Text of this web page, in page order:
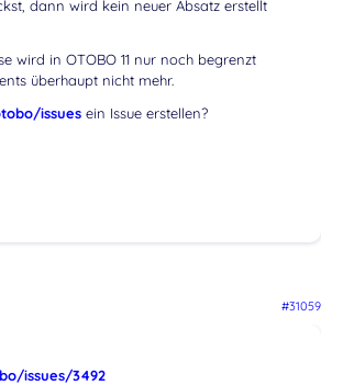
dann wird kein neuer Absatz erstellt
wird in OTOBO 11 nur noch begrenzt
überhaupt nicht mehr.
issuesein Issue erstellen?
#31059
issues/3492